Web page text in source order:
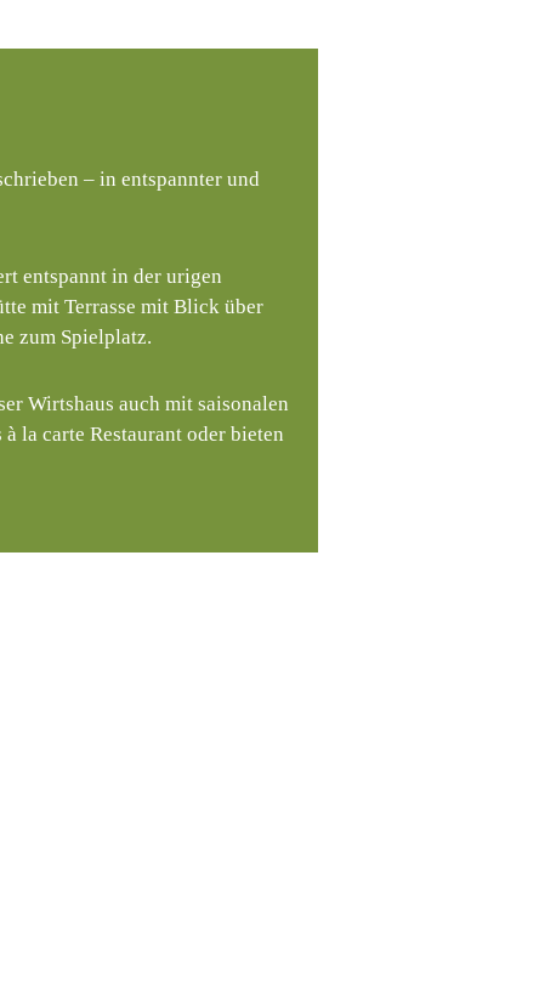
– in entspannter und
entspannt in der urigen
mit Terrasse mit Blick über
zum Spielplatz.
Wirtshaus auch mit saisonalen
la carte Restaurant oder bieten